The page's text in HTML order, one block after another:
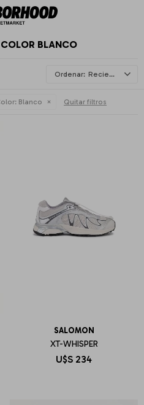
BLANCO
Recientes
Blanco Quitar filtros
SALOMON
XT-WHISPER
U$S 234